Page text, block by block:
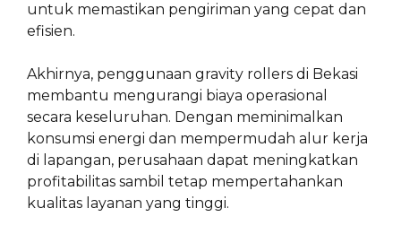
untuk memastikan pengiriman yang cepat dan
efisien.
Akhirnya, penggunaan gravity rollers di Bekasi
membantu mengurangi biaya operasional
secara keseluruhan. Dengan meminimalkan
konsumsi energi dan mempermudah alur kerja
di lapangan, perusahaan dapat meningkatkan
profitabilitas sambil tetap mempertahankan
kualitas layanan yang tinggi.